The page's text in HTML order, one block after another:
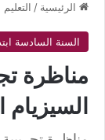
الرئيسية / التعليم
السنة السادسة
مناظرة
السيزيام